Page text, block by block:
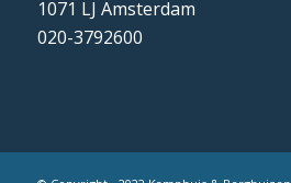
1071 LJ Amsterdam
020-3792600